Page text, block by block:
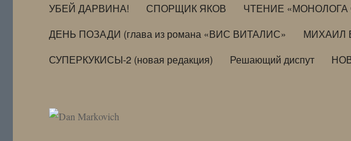
УБЕЙ ДАРВИНА!
СПОРЩИК ЯКОВ ЧТЕНИЕ «МОНОЛОГА
ДЕНЬ ПОЗАДИ (глава из романа «ВИС ВИТАЛИС»
МИХАИЛ
СУПЕРКУКИСЫ-2 (новая редакция)
Решающий диспут